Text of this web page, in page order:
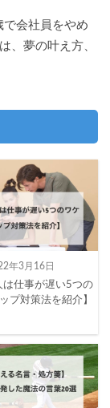
会社員をやめ
、夢の叶え方、
年3月16日
は仕事が遅い5つの
プ対策法を紹介】